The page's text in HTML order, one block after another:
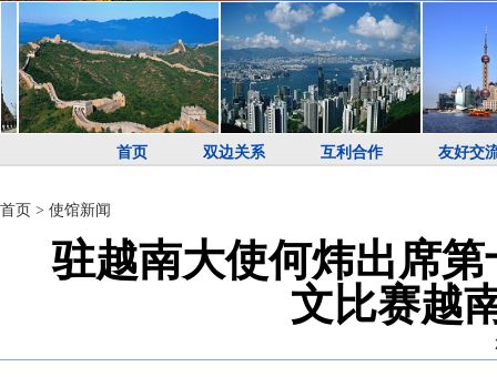
首页 双边关系 互利合作 友好交
首页 > 使馆新闻
驻越南大使何炜出席
文比赛越